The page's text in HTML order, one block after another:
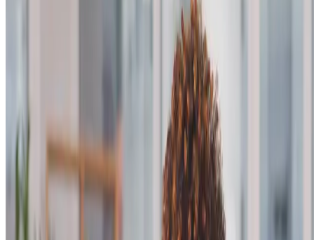
6 min
Seus anúncios podem até ser vistos por muitas pessoas, mas quantas
delas realmente têm interesse no que você oferece? As estratégias de
segmentação resolvem esse problema, uma vez que
quem é o público certo para suas campanhas de tráfego pago e
fazem com que sua mensagem
chegue a quem realmente se
Com a segmentação, você direciona suas ações de marketing de
acordo com características como idade, localização ou interesses.
Assim, você evita gastar recursos com um público desinteressado e
aumenta suas chances de atingir pessoas que têm maior potencial de